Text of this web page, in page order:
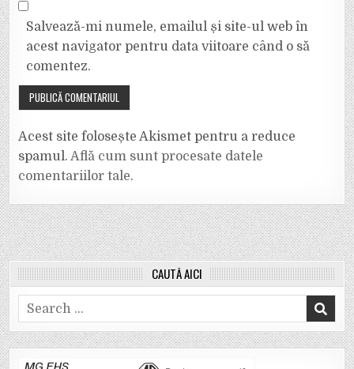
Salvează-mi numele, emailul și site-ul web în
acest navigator pentru data viitoare când o să
comentez.
Acest site folosește Akismet pentru a reduce
spamul.Află cum sunt procesate datele
comentariilor tale.
CAUTĂ AICI
Search
for: